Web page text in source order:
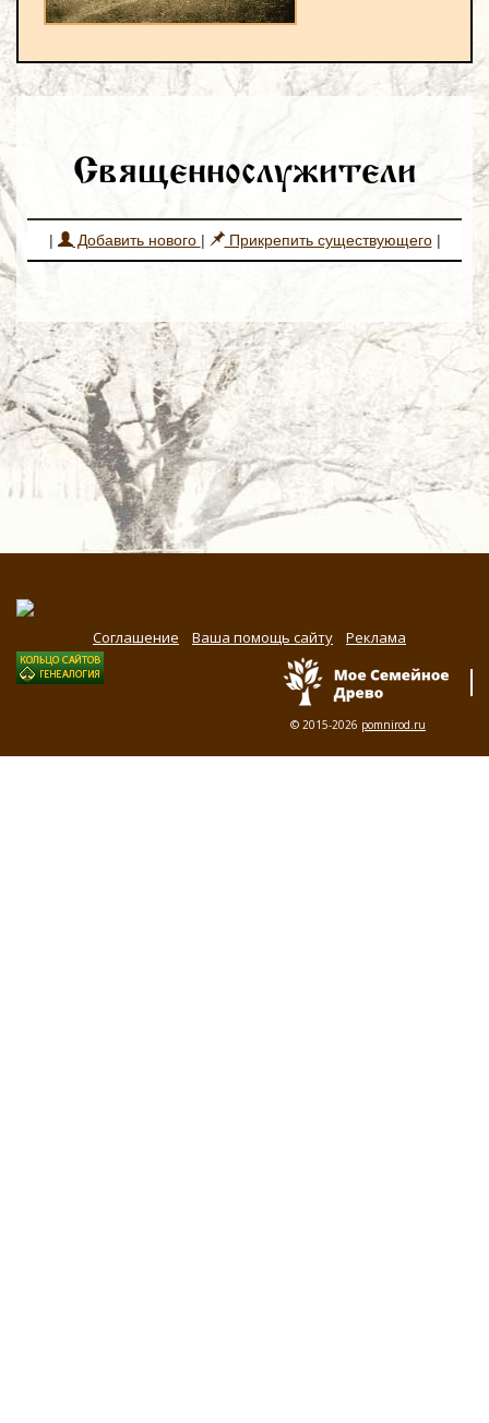
Священнослужители
| Добавить нового | Прикрепить существующего|
Соглашение Ваша помощь сайту Реклама
© 2015-2026 pomnirod.ru